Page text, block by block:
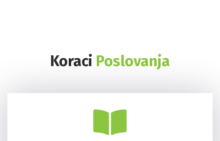
Koraci Poslovanja